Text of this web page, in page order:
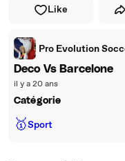
Like
Pro Evolution
Deco Vs Barcelone
il y a 20 ans
Catégorie
🥇Sport